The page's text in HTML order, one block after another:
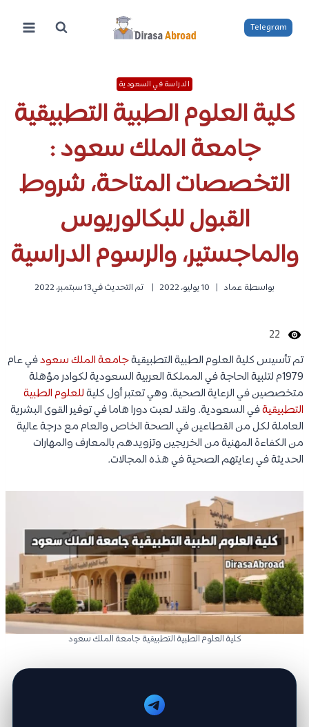
المحتوى
Telegram
الدراسة في السعودية
كلية العلوم الطبية التطبيقية
جامعة الملك سعود :
التخصصات المتاحة، شروط
القبول للبكالوريوس
والماجستير، والرسوم الدراسية
بواسطة عماد 10 يوليو، 2022 تم التحديث في13 سبتمبر، 2022
22
تم تأسيس كلية العلوم الطبية التطبيقيةجامعة الملك سعودفي عام
1979م لتلبية الحاجة في المملكة العربية السعودية لكوادر مؤهلة
متخصصين في الرعاية الصحية. وهي تعتبر أول كليةللعلوم الطبية
التطبيقيةفي السعودية. ولقد لعبت دورا هاما في توفير القوى البشرية
العاملة لكل من القطاعين في الصحة الخاص والعام مع درجة عالية
من الكفاءة المهنية من الخريجين وتزويدهم بالمعارف والمهارات
الحديثة في رعايتهم الصحية في هذه المجالات.
كلية العلوم الطبية التطبيقية جامعة الملك سعود